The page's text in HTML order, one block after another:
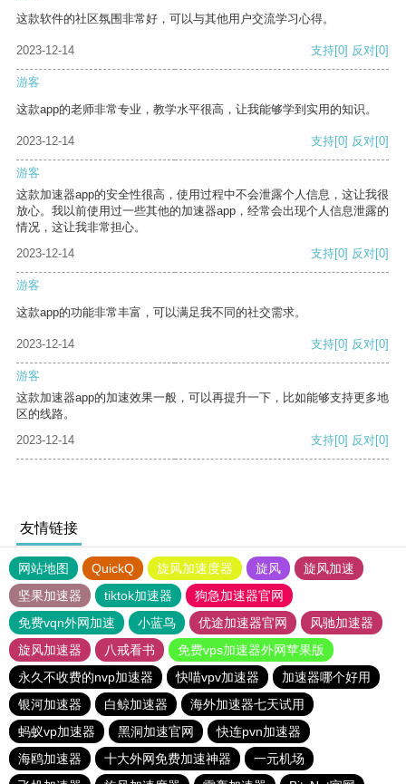
这款软件的社区氛围非常好，可以与其他用户交流学习心得。
2023-12-14 支持[0] 反对[0]
游客
这款app的老师非常专业，教学水平很高，让我能够学到实用的知识。
2023-12-14 支持[0] 反对[0]
游客
这款加速器app的安全性很高，使用过程中不会泄露个人信息，这让我很
放心。我以前使用过一些其他的加速器app，经常会出现个人信息泄露的
情况，这让我非常担心。
2023-12-14
支持[0] 反对[0]
游客
这款app的功能非常丰富，可以满足我不同的社交需求。
2023-12-14 支持[0] 反对[0]
游客
这款加速器app的加速效果一般，可以再提升一下，比如能够支持更多地
区的线路。
2023-12-14
支持[0] 反对[0]
友情链接
网站地图 QuickQ 旋风加速度器 旋风
旋风加速
坚果加速器
tiktok加速器
狗急加速器官网
免费vqn外网加速
小蓝鸟 优途加速器官网
风驰加速器
旋风加速器
八戒看书
免费vps加速器外网苹果版
永久不收费的nvp加速器
快喵vpv加速器
加速器哪个好用
银河加速器
白鲸加速器
海外加速器七天试用
蚂蚁vp加速器
黑洞加速官网
快连pvn加速器
海鸥加速器
十大外网免费加速神器
一元机场